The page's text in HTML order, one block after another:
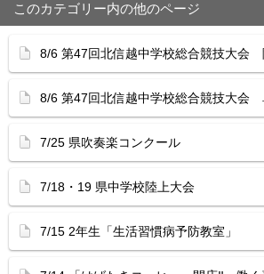
このカテゴリー内の他のページ
8/6 第47回北信越中学校総合競技大会
8/6 第47回北信越中学校総合競技大会
7/25 県吹奏楽コンクール
7/18・19 県中学校陸上大会
7/15 2年生「生活習慣病予防教室」